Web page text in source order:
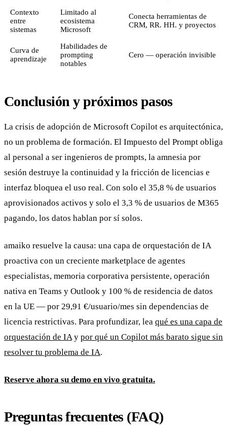
Contexto
entre
sistemas
Limitado al
ecosistema
Microsoft
Conecta herramientas de
CRM, RR. HH. y proyectos
Curva de
aprendizaje
Habilidades de
prompting
notables
Cero — operación invisible
Conclusión y próximos pasos
La crisis de adopción de Microsoft Copilot es arquitectónica,
no un problema de formación. El Impuesto del Prompt obliga
al personal a ser ingenieros de prompts, la amnesia por
sesión destruye la continuidad y la fricción de licencias e
interfaz bloquea el uso real. Con solo el 35,8 % de usuarios
aprovisionados activos y solo el 3,3 % de usuarios de M365
pagando, los datos hablan por sí solos.
amaiko resuelve la causa: una capa de orquestación de IA
proactiva con un creciente marketplace de agentes
especialistas, memoria corporativa persistente, operación
nativa en Teams y Outlook y 100 % de residencia de datos
en la UE — por 29,91 €/usuario/mes sin dependencias de
licencia restrictivas. Para profundizar, lea qué es una capa de
orquestación de IAy por qué un Copilot más barato sigue sin
resolver tu problema de IA.
Reserve ahora su demo en vivo gratuita.
Preguntas frecuentes (FAQ)